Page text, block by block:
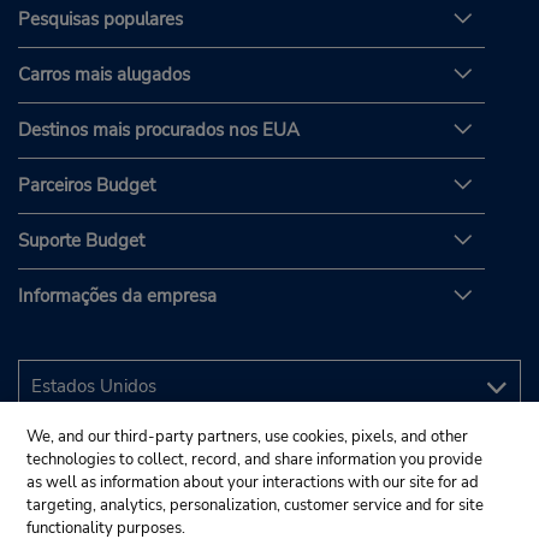
Pesquisas populares
Carros mais alugados
Destinos mais procurados nos EUA
Parceiros Budget
Suporte Budget
Informações da empresa
We, and our third-party partners, use cookies, pixels, and other
technologies to collect, record, and share information you provide
as well as information about your interactions with our site for ad
targeting, analytics, personalization, customer service and for site
functionality purposes.